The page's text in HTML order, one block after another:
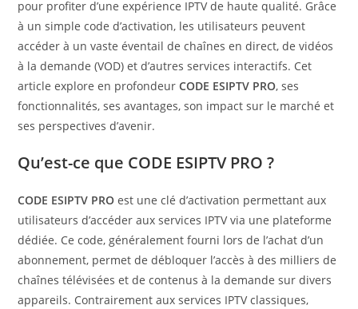
pour profiter d’une expérience IPTV de haute qualité. Grâce
à un simple code d’activation, les utilisateurs peuvent
accéder à un vaste éventail de chaînes en direct, de vidéos
à la demande (VOD) et d’autres services interactifs. Cet
article explore en profondeurCODE ESIPTV PRO, ses
fonctionnalités, ses avantages, son impact sur le marché et
ses perspectives d’avenir.
Qu’est-ce que CODE ESIPTV PRO ?
CODE ESIPTV PRO est une clé d’activation permettant aux
utilisateurs d’accéder aux services IPTV via une plateforme
dédiée. Ce code, généralement fourni lors de l’achat d’un
abonnement, permet de débloquer l’accès à des milliers de
chaînes télévisées et de contenus à la demande sur divers
appareils. Contrairement aux services IPTV classiques,